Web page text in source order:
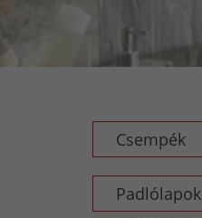
Csempék
Padlólapok